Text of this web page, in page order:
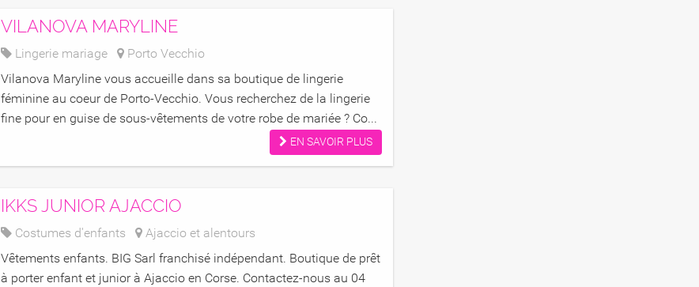
VILANOVA MARYLINE
Lingerie mariage
Porto Vecchio
Vilanova Maryline vous accueille dans sa boutique de lingerie
féminine au coeur de Porto-Vecchio. Vous recherchez de la lingerie
fine pour en guise de sous-vêtements de votre robe de mariée ? Co...
EN SAVOIR PLUS
IKKS JUNIOR AJACCIO
Costumes d'enfants
Ajaccio et alentours
Vêtements enfants. BIG Sarl franchisé indépendant. Boutique de prêt
à porter enfant et junior à Ajaccio en Corse. Contactez-nous au 04